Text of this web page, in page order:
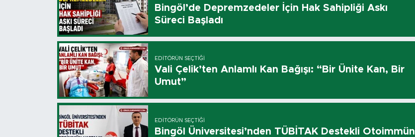
Bingöl’de Depremzedeler İçin Hak Sahipliği Askı
Süreci Başladı
EDITÖRÜN SEÇTIĞI
Vali Çelik’ten Anlamlı Kan Bağışı: “Bir Ünite Kan, Bir
Umut”
EDITÖRÜN SEÇTIĞI
Bingöl Üniversitesi’nden TÜBİTAK Destekli Otoimmün